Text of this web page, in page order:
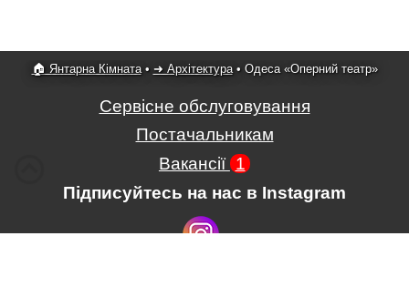
🏠 Янтарна Кімната• ➜ Архітектура• Одеса «Оперний театр»
Сервісне обслуговування
Постачальникам
Вакансії 1
Підписуйтесь на нас в Instagram